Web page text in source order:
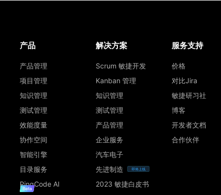
产品
产品管理
项目管理
知识管理
测试管理
效能度量
协作空间
智能引擎
目录服务
PingCode AI
解决方案
Scrum 敏捷开发
Kanban 管理
知识管理
测试管理
产品管理
企业服务
汽车电子
先进制造
即将上线
2023 敏捷白皮书
服务支持
价格
对比Jira
敏捷研习社
博客
开发者文档
合作伙伴